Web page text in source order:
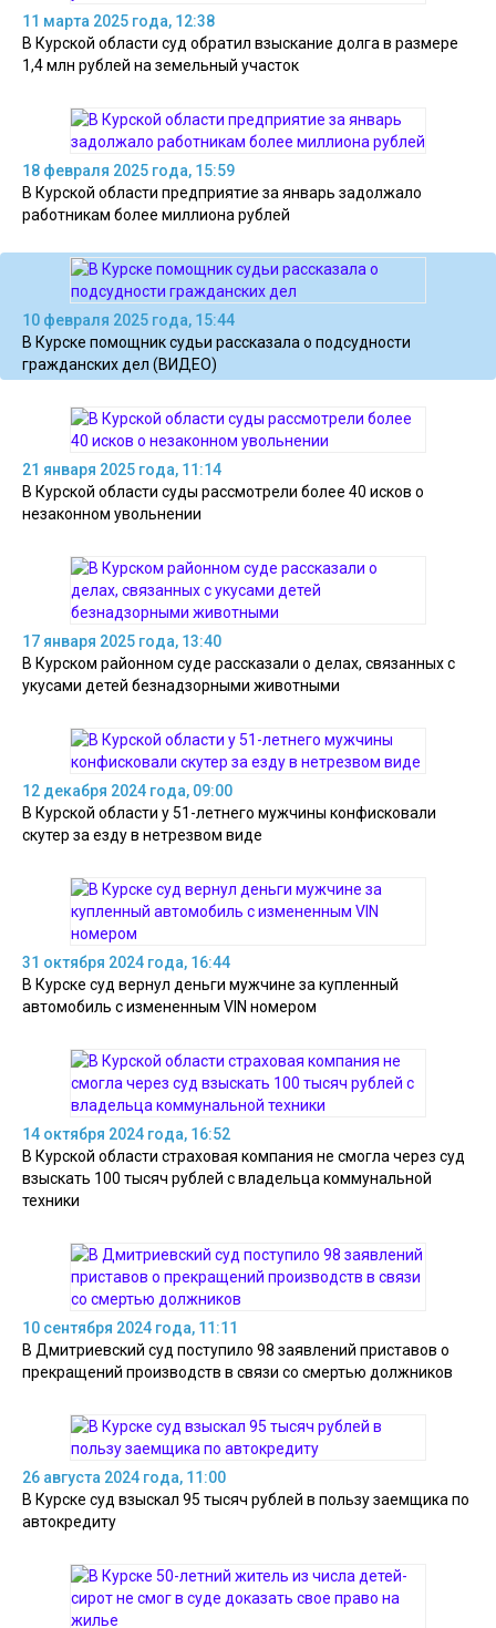
11 марта 2025 года, 12:38
В Курской области суд обратил взыскание долга в размере
1,4 млн рублей на земельный участок
18 февраля 2025 года, 15:59
В Курской области предприятие за январь задолжало
работникам более миллиона рублей
10 февраля 2025 года, 15:44
В Курске помощник судьи рассказала о подсудности
гражданских дел (ВИДЕО)
21 января 2025 года, 11:14
В Курской области суды рассмотрели более 40 исков о
незаконном увольнении
17 января 2025 года, 13:40
В Курском районном суде рассказали о делах, связанных с
укусами детей безнадзорными животными
12 декабря 2024 года, 09:00
В Курской области у 51-летнего мужчины конфисковали
скутер за езду в нетрезвом виде
31 октября 2024 года, 16:44
В Курске суд вернул деньги мужчине за купленный
автомобиль с измененным VIN номером
14 октября 2024 года, 16:52
В Курской области страховая компания не смогла через суд
взыскать 100 тысяч рублей с владельца коммунальной
техники
10 сентября 2024 года, 11:11
В Дмитриевский суд поступило 98 заявлений приставов о
прекращений производств в связи со смертью должников
26 августа 2024 года, 11:00
В Курске суд взыскал 95 тысяч рублей в пользу заемщика по
автокредиту